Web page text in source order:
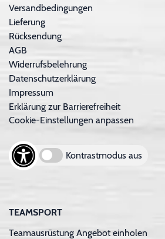
Versandbedingungen
Lieferung
Rücksendung
AGB
Widerrufsbelehrung
Datenschutzerklärung
Impressum
Erklärung zur Barrierefreiheit
Cookie-Einstellungen anpassen
Kontrastmodus aus
TEAMSPORT
Teamausrüstung Angebot einholen